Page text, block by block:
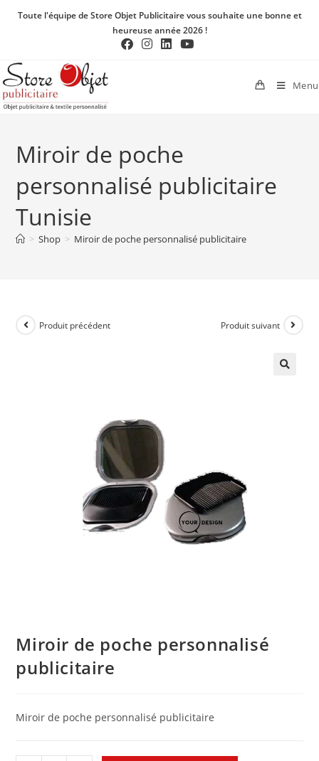
Toute l'équipe de Store Objet Publicitaire vous souhaite une bonne et
heureuse année 2026 !
Menu
Miroir de poche
personnalisé publicitaire
Tunisie
> Shop > Miroir de poche personnalisé publicitaire
Produit précédent Produit suivant
Miroir de poche personnalisé
publicitaire
Miroir de poche personnalisé publicitaire